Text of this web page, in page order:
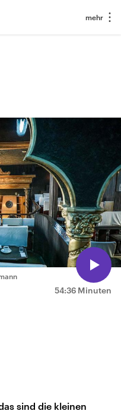
54:36 Minuten
sind die kleinen